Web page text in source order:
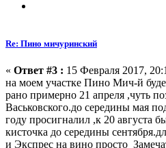
Re: Пино мичуринский
« Ответ #3 : 15 Февраля 2017,
на моем участке Пино Мич-й
рано примерно 21 апреля ,чуть
Васьковского.до середины мая
году просигналил ,к 20 августа
кисточка до середины
и Экспрес на вино просто